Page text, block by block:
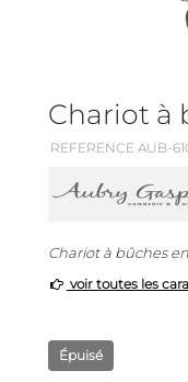
Chariot à
REFERENCE AUB-
Chariot à bûches
voir toutes les
Épuisé